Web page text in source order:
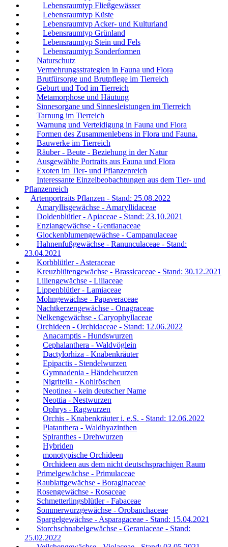
Lebensraumtyp Fließgewässer
Lebensraumtyp Küste
Lebensraumtyp Acker- und Kulturland
Lebensraumtyp Grünland
Lebensraumtyp Stein und Fels
Lebensraumtyp Sonderformen
Naturschutz
Vermehrungsstrategien in Fauna und Flora
Brutfürsorge und Brutpflege im Tierreich
Geburt und Tod im Tierreich
Metamorphose und Häutung
Sinnesorgane und Sinnesleistungen im Tierreich
Tarnung im Tierreich
Warnung und Verteidigung in Fauna und Flora
Formen des Zusammenlebens in Flora und Fauna.
Bauwerke im Tierreich
Räuber - Beute - Beziehung in der Natur
Ausgewählte Portraits aus Fauna und Flora
Exoten im Tier- und Pflanzenreich
Interessante Einzelbeobachtungen aus dem Tier- und
Pflanzenreich
Artenportraits Pflanzen - Stand: 25.08.2022
Amaryllisgewächse - Amaryllidaceae
Doldenblütler - Apiaceae - Stand: 23.10.2021
Enziangewächse - Gentianaceae
Glockenblumengewächse - Campanulaceae
Hahnenfußgewächse - Ranunculaceae - Stand:
23.04.2021
Korbblütler - Asteraceae
Kreuzblütengewächse - Brassicaceae - Stand: 30.12.2021
Liliengewächse - Liliaceae
Lippenblütler - Lamiaceae
Mohngewächse - Papaveraceae
Nachtkerzengewächse - Onagraceae
Nelkengewächse - Caryophyllaceae
Orchideen - Orchidaceae - Stand: 12.06.2022
Anacamptis - Hundswurzen
Cephalanthera - Waldvöglein
Dactylorhiza - Knabenkräuter
Epipactis - Stendelwurzen
Gymnadenia - Händelwurzen
Nigritella - Kohlröschen
Neotinea - kein deutscher Name
Neottia - Nestwurzen
Ophrys - Ragwurzen
Orchis - Knabenkräuter i. e.S. - Stand: 12.06.2022
Platanthera - Waldhyazinthen
Spiranthes - Drehwurzen
Hybriden
monotypische Orchideen
Orchideen aus dem nicht deutschsprachigen Raum
Primelgewächse - Primulaceae
Raublattgewächse - Boraginaceae
Rosengewächse - Rosaceae
Schmetterlingsblütler - Fabaceae
Sommerwurzgewächse - Orobanchaceae
Spargelgewächse - Asparagaceae - Stand: 15.04.2021
Storchschnabelgewächse - Geraniaceae - Stand:
25.02.2022